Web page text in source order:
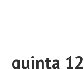
quinta 12